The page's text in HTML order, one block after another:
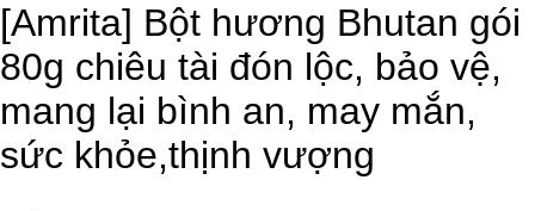
[Amrita] Bột hương Bhutan gói
80g chiêu tài đón lộc, bảo vệ,
mang lại bình an, may mắn,
sức khỏe,thịnh vượng